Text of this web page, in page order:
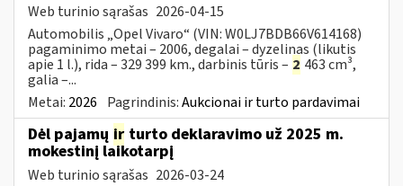
Web turinio sąrašas 2026-04-15
Automobilis „Opel Vivaro“ (VIN: W0LJ7BDB66V614168)
pagaminimo metai – 2006, degalai – dyzelinas (likutis
apie 1 l.), rida – 329 399 km., darbinis tūris – 2 463 cm³,
galia –...
Metai: 2026 Pagrindinis:Aukcionai ir turto pardavimai
Dėl pajamų ir turto deklaravimo už 2025 m.
mokestinį laikotarpį
Web turinio sąrašas 2026-03-24